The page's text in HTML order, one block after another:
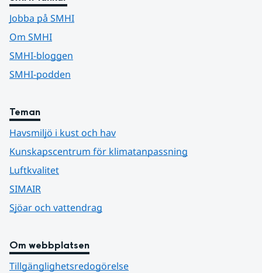
Jobba på SMHI
Om SMHI
SMHI-bloggen
SMHI-podden
Teman
Havsmiljö i kust och hav
Kunskapscentrum för klimatanpassning
Luftkvalitet
SIMAIR
Sjöar och vattendrag
Om webbplatsen
Tillgänglighetsredogörelse